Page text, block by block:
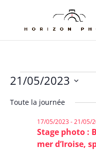
Évènements
21/05/2023
21/05/2023
une
Toute la journée
Stage photo :
mer d’Iroise,
17/05/2023-21/05/